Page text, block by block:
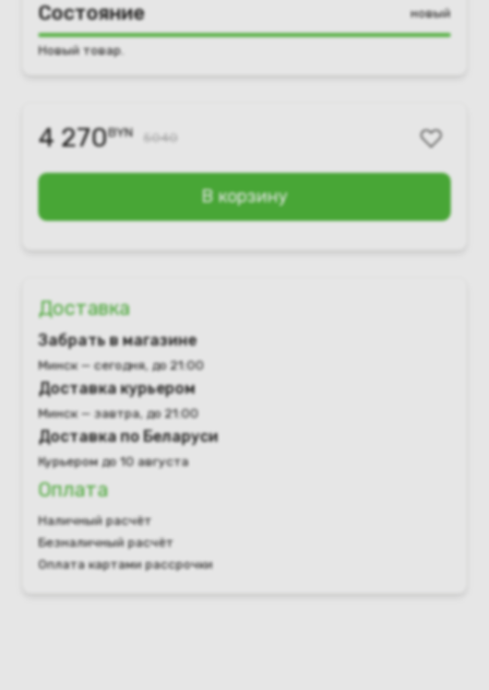
Состояние новый
Новый товар.
4 270BYN 5040
В корзину
Доставка
Забрать в магазине
Минск — сегодня, до 21:00
Доставка курьером
Минск — завтра, до 21:00
Доставка по Беларуси
Курьером до 10 августа
Оплата
Наличный расчёт
Безналичный расчёт
Оплата картами рассрочки